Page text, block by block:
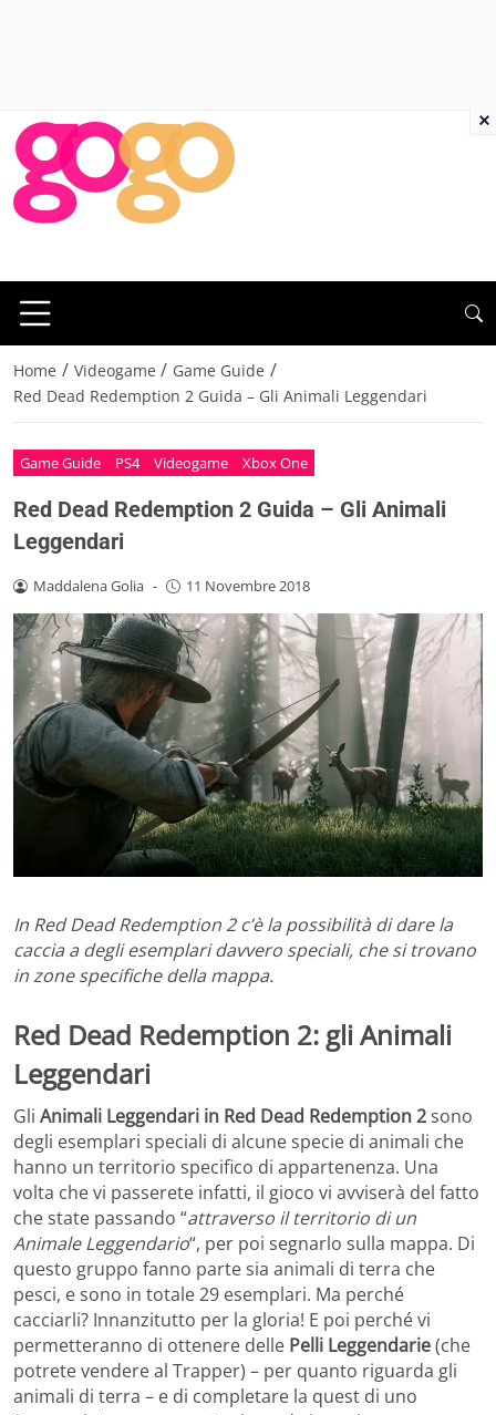
Home / Videogame / Game Guide /
Red Dead Redemption 2 Guida – Gli Animali Leggendari
Game Guide PS4 Videogame Xbox One
Red Dead Redemption 2 Guida – Gli Animali
Leggendari
Maddalena Golia - 11 Novembre 2018
In Red Dead Redemption 2 c’è la possibilità di dare la
caccia a degli esemplari davvero speciali, che si trovano
in zone specifiche della mappa.
Red Dead Redemption 2: gli Animali
Leggendari
Gli Animali Leggendari in Red Dead Redemption 2sono
degli esemplari speciali di alcune specie di animali che
hanno un territorio specifico di appartenenza. Una
volta che vi passerete infatti, il gioco vi avviserà del fatto
che state passando “attraverso il territorio di un
Animale Leggendario“, per poi segnarlo sulla mappa. Di
questo gruppo fanno parte sia animali di terra che
pesci, e sono in totale 29 esemplari. Ma perché
cacciarli? Innanzitutto per la gloria! E poi perché vi
permetteranno di ottenere delle Pelli Leggendarie(che
potrete vendere al Trapper) – per quanto riguarda gli
animali di terra – e di completare la quest di uno
×